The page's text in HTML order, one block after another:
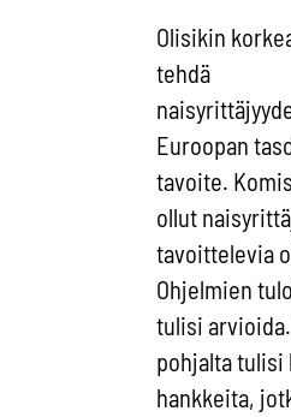
Olisikin
tehdä
Euroopan
tavoite.
ollut
tavoittelevia
Ohjelmien
tulisi
pohjalta tulisi
hankkeita,